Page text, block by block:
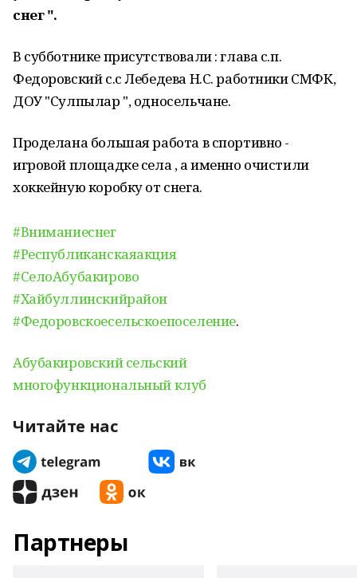
снег ".
В субботнике присутствовали : глава с.п.
Федоровский с.с Лебедева Н.С. работники СМФК,
ДОУ "Сулпылар ", односельчане.
Проделана большая работа в спортивно -
игровой площадке села , а именно очистили
хоккейную коробку от снега.
#Вниманиеснег
#Республиканскаяакция
#СелоАбубакирово
#Хайбуллинскийрайон
#Федоровскоесельскоепоселение.
Абубакировский сельский
многофункциональный клуб
Читайте нас
Партнеры